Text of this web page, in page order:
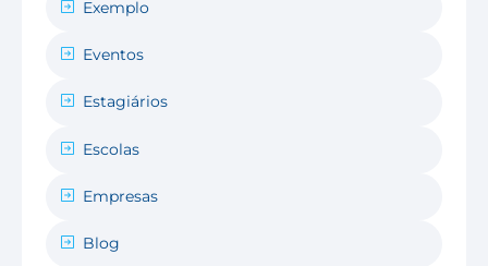
Exemplo
Eventos
Estagiários
Escolas
Empresas
Blog